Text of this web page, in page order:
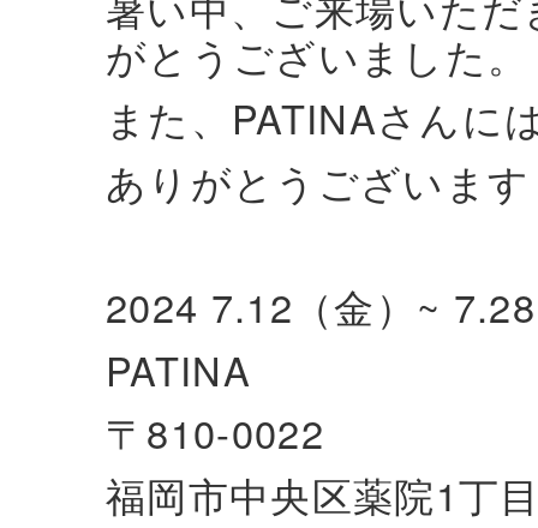
がとうございました。
また、PATINAさんに
ありがとうございま
2024 7.12（金）~
PATINA
〒810-0022
福岡市中央区薬院1丁